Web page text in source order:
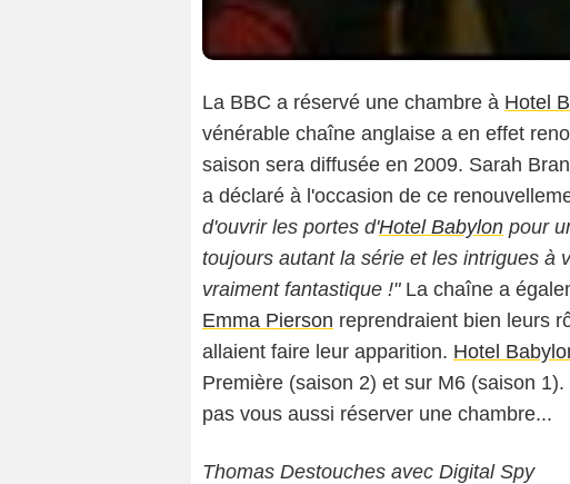
La BBC a réservé une chambre à Hotel
vénérable chaîne anglaise a en effet
saison sera diffusée en 2009. Sarah
a déclaré à l'occasion de ce
d'ouvrir les portes d'Hotel Babylon pour
toujours autant la série et les intrigues à
vraiment fantastique !"La chaîne a
Emma Pierson reprendraient bien leurs
allaient faire leur apparition. Hotel
Première (saison 2) et sur M6 (saison
pas vous aussi réserver une chambre...
Thomas Destouches avec Digital Spy